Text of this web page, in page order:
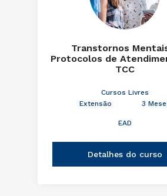
Transtornos
Protocolos de
TCC
Cursos Livres
Extensão
3
EAD
Detalhes do curso